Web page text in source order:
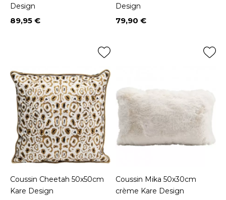
Design
Prix
89,95 €
Design
Prix
79,90 €
Coussin Cheetah 50x50cm
Kare Design
Coussin Mika 50x30cm
crème Kare Design